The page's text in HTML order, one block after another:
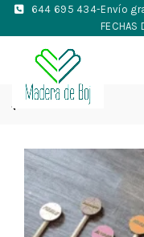
644 695 434-Envío
FECHAS